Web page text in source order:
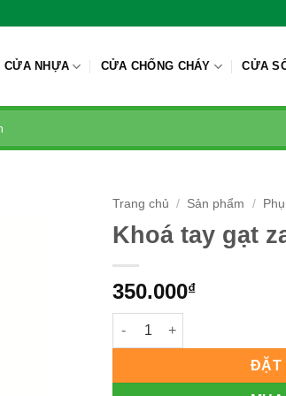
CỬA NHỰA CỬA CHỐNG CHÁY CỬA
Trang chủ / Sản phẩm /
Khoá tay gạt
350.000₫
Khoá tay gạt zani nhỏ số
ĐẶT